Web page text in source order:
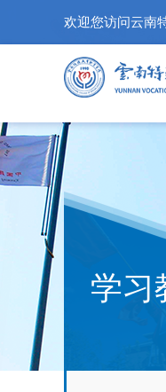
欢迎您访问云南
学习